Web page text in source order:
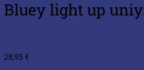
Bluey light up
28,95 €